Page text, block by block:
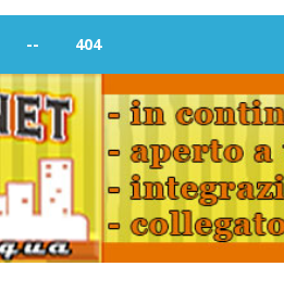
-- 404